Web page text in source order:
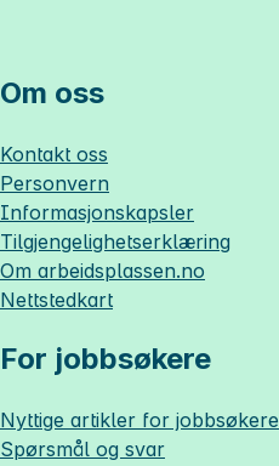
Om oss
Kontakt oss
Personvern
Informasjonskapsler
Tilgjengelighetserklæring
Om arbeidsplassen.no
Nettstedkart
For jobbsøkere
Nyttige artikler for jobbsøkere
Spørsmål og svar